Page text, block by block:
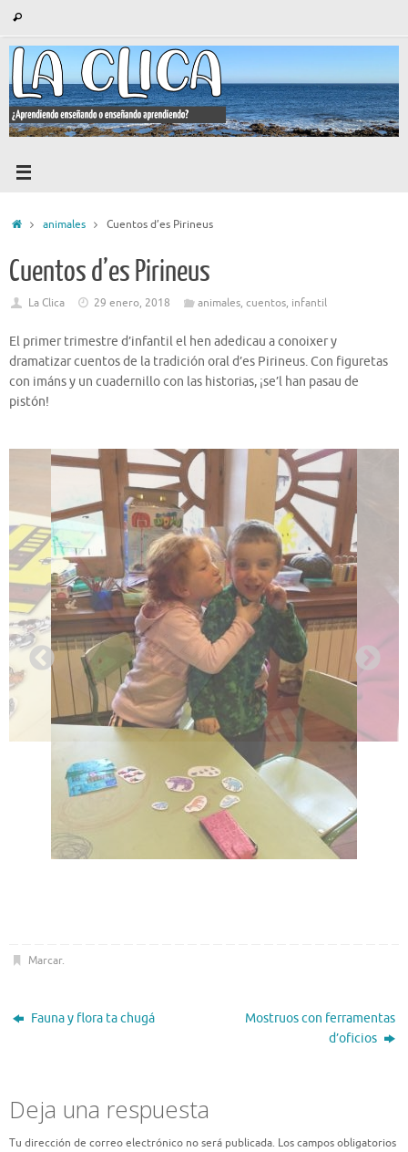
contenido
Buscar
Inicioanimales Cuentos d’es Pirineus
Cuentos d’es Pirineus
La Clica 29 enero, 2018 animales, cuentos, infantil
El primer trimestre d’infantil el hen adedicau a conoixer y
dramatizar cuentos de la tradición oral d’es Pirineus. Con figuretas
con imáns y un cuadernillo con las historias, ¡se’l han pasau de
pistón!
Marcar.
Fauna y flora ta chugá
Mostruos con ferramentas
d’oficios
Deja una respuesta
Tu dirección de correo electrónico no será publicada. Los campos obligatorios